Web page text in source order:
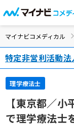
マイナビコメディカル
特定非営利活動
理学療法士
【東京都／
で理学療法